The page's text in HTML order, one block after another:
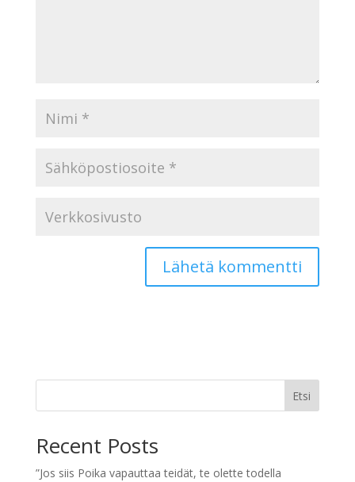
Etsi
Recent Posts
”Jos siis Poika vapauttaa teidät, te olette todella